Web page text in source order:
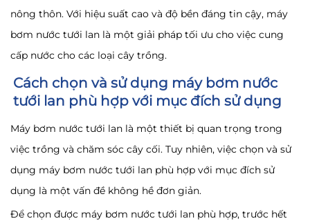
nông thôn. Với hiệu suất cao và độ bền đáng tin cậy, máy
bơm nước tưới lan là một giải pháp tối ưu cho việc cung
cấp nước cho các loại cây trồng.
Cách chọn và sử dụng máy bơm nước
tưới lan phù hợp với mục đích sử dụng
Máy bơm nước tưới lan là một thiết bị quan trọng trong
việc trồng và chăm sóc cây cối. Tuy nhiên, việc chọn và sử
dụng máy bơm nước tưới lan phù hợp với mục đích sử
dụng là một vấn đề không hề đơn giản.
Để chọn được máy bơm nước tưới lan phù hợp, trước hết